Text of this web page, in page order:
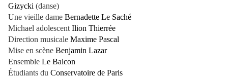
Gizycki (danse)
Une vieille dame Bernadette Le Saché
Michael adolescent Ilion Thierrée
Direction musicale Maxime Pascal
Mise en scène Benjamin Lazar
Ensemble Le Balcon
Étudiants du Conservatoire de Paris